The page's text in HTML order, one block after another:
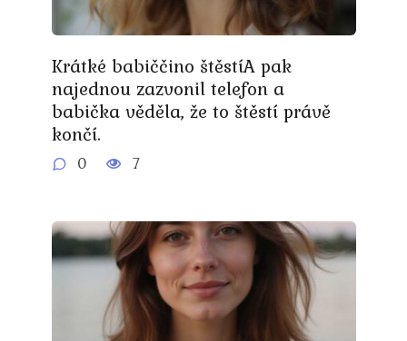
Krátké babiččino štěstíA pak
najednou zazvonil telefon a
babička věděla, že to štěstí právě
končí.
0 7